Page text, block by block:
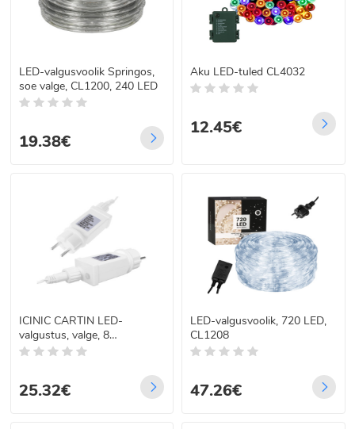
LED-valgusvoolik Springos,
soe valge, CL1200, 240 LED
19.38€
Aku LED-tuled CL4032
12.45€
ICINIC CARTIN LED-
valgustus, valge, 8
programmi, CL0200, 200
25.32€
LED-valgusvoolik, 720 LED,
CL1208
47.26€